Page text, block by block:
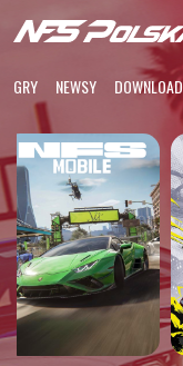
GRY NEWSY DOWNLOAD